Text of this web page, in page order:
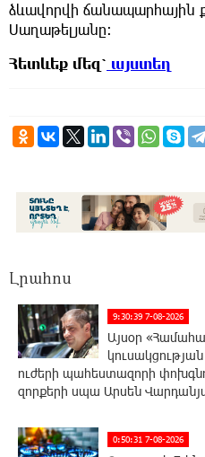
ձևավորվի ճանապարհային
Սաղաթելյանը:
Հետևեք մեզ՝ այստեղ
Լրահոս
9:30:39 7-08-2026
Այսօր
ուժերի պահեստազորի
զորքերի սպա Արսեն
0:50:31 7-08-2026